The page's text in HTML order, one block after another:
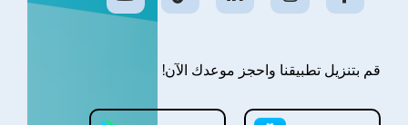
قم بتنزيل تطبيقنا واحجز موعدك الآن!